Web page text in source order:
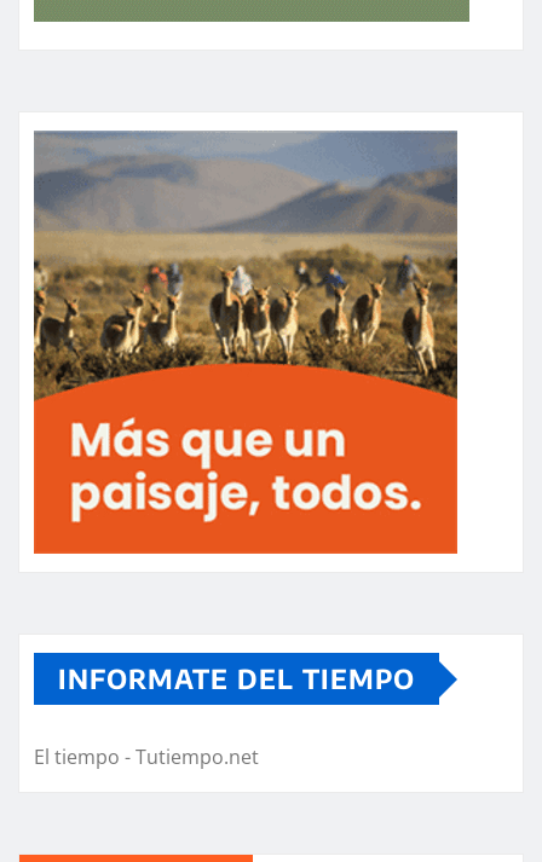
INFORMATE DEL TIEMPO
El tiempo - Tutiempo.net